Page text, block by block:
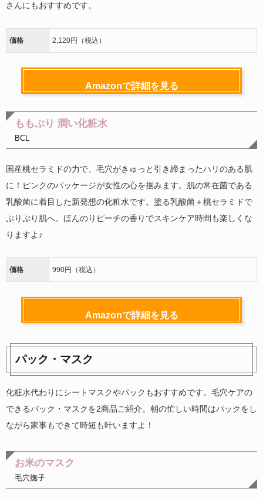
さんにもおすすめです。
価格 2,120円（税込）
Amazonで詳細を見る
ももぷり 潤い化粧水
BCL
国産桃セラミドの力で、毛穴がきゅっと引き締まったハリのある肌
に！ピンクのパッケージが女性の心を掴みます。肌の常在菌である
乳酸菌に着目した新発想の化粧水です。塗る乳酸菌＋桃セラミドで
ぷりぷり肌へ。ほんのりピーチの香りでスキンケア時間も楽しくな
りますよ♪
価格 990円（税込）
Amazonで詳細を見る
パック・マスク
化粧水代わりにシートマスクやパックもおすすめです。毛穴ケアの
できるパック・マスクを2商品ご紹介。朝の忙しい時間はパックをし
ながら家事もできて時短も叶いますよ！
お米のマスク
毛穴撫子